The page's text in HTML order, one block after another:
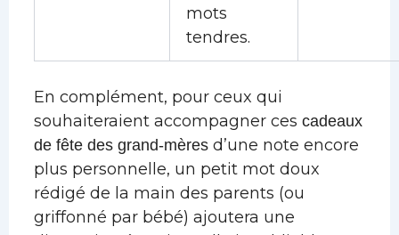
mots
tendres.
En complément, pour ceux qui
souhaiteraient accompagner ces cadeaux
de fête des grand-mèresd’une note encore
plus personnelle, un petit mot doux
rédigé de la main des parents (ou
griffonné par bébé) ajoutera une